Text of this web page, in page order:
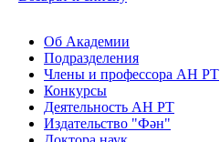
Об Академии
Подразделения
Члены и профессора АН РТ
Конкурсы
Деятельность АН РТ
Издательство "Фән"